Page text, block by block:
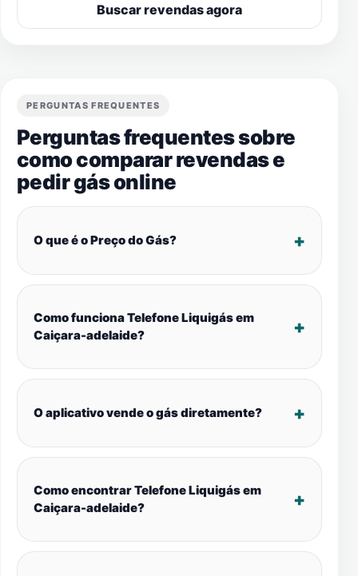
Buscar revendas agora
PERGUNTAS FREQUENTES
Perguntas frequentes sobre
como comparar revendas e
pedir gás online
O que é o Preço do Gás?
Como funciona Telefone Liquigás em
Caiçara-adelaide?
O aplicativo vende o gás diretamente?
Como encontrar Telefone Liquigás em
Caiçara-adelaide?